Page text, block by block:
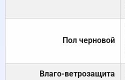
Пол черновой
Влаго-ветрозащита